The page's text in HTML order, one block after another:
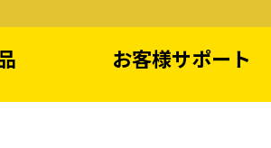
お客様サポート